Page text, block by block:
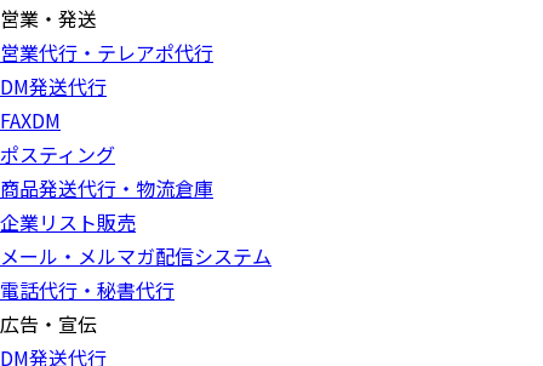
営業・発送
営業代行・テレアポ代行
DM発送代行
FAXDM
ポスティング
商品発送代行・物流倉庫
企業リスト販売
メール・メルマガ配信システム
電話代行・秘書代行
広告・宣伝
DM発送代行